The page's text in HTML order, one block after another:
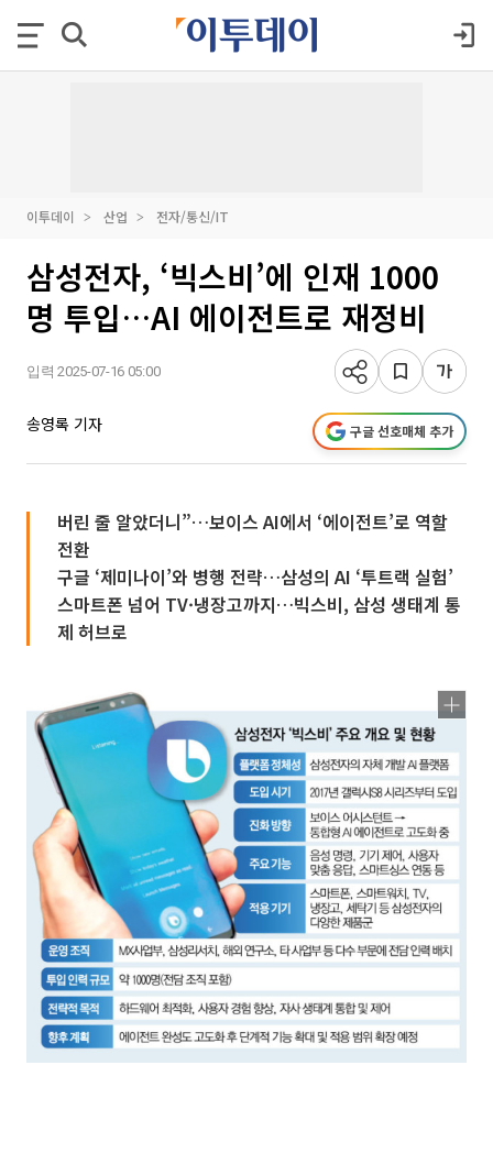
이투데이 산업 전자/통신/IT
삼성전자, ‘빅스비’에 인재 1000
명 투입…AI 에이전트로 재정비
입력 2025-07-16 05:00
송영록 기자 구글 선호매체 추가
버린 줄 알았더니”…보이스 AI에서 ‘에이전트’로 역할
전환
구글 ‘제미나이’와 병행 전략…삼성의 AI ‘투트랙 실험’
스마트폰 넘어 TV·냉장고까지…빅스비, 삼성 생태계 통
제 허브로